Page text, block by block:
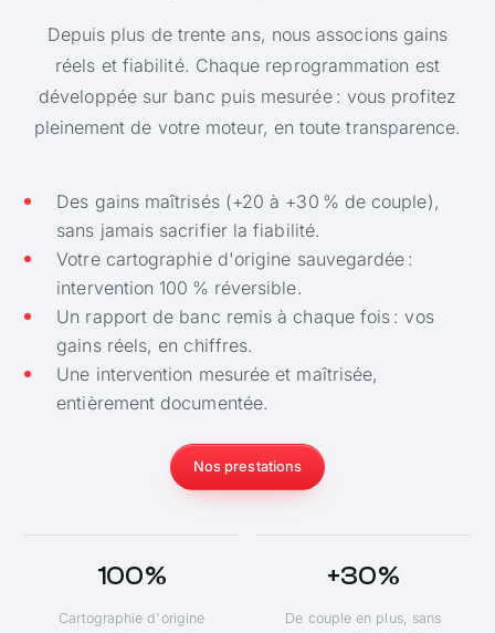
Depuis plus de trente ans, nous associons gains
réels et fiabilité. Chaque reprogrammation est
développée sur banc puis mesurée : vous profitez
pleinement de votre moteur, en toute transparence.
Des gains maîtrisés (+20 à +30 % de couple),
sans jamais sacrifier la fiabilité.
Votre cartographie d'origine sauvegardée :
intervention 100 % réversible.
Un rapport de banc remis à chaque fois : vos
gains réels, en chiffres.
Une intervention mesurée et maîtrisée,
entièrement documentée.
Nos prestations
100 %
Cartographie d'origine
+30 %
De couple en plus, sans